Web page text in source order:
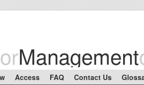
Management
Access FAQ Contact Us